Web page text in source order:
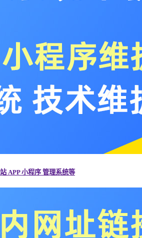
APP 小程序 管理系统等